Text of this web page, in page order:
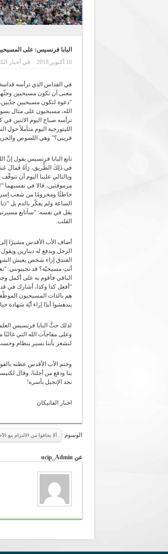
البابا فرنسيس: على
10 أكتوبر,2018
في أخبار
في القداس الذي ترأسه قداسة
معنى أن نكون مسيحيين وحثّهم
“دعوة لنكون مسيحيين
الله، مسيحيون على مثال
ترأسه صباح اليوم الاثنين في
الليتورجية اليوم متأملاً
قريبي؟” وهي اللصوص
تابع البابا فرنسيس يقول إنَّ
في ذَلِكَ الطَّريق، رَآهُ فَمالَ
وبالتالي علينا اليوم أن
مرموقتين، قالا في
خاطئًا ومحرومًا من شعب
الساعة ولم يفكّر بالدم بل
يقل في نفسه: “سأتابع مسيرتي
القلب.
أضاف الأب الأقدس مشيرًا
الرجل ويدفع له دينارين
الفندق إزاء شخص يعيش
أنتِ مسيحيّة؟ قد تجيبونني:
الباقي فأقوم به على أكمل
“أفعل كذا وكذا، أشارك في
هم بالذات المسيحيون
يندهشوا أبدًا إزاء أيّة شهادة
لذلك حثَّ البابا فرنسيس
وعلى مفاجآت الله التي
لنشعر بأننا نسير بنظام
وختم الأب الأقدس عظته
بنا ودفع من أجلنا، وقال
نجد الإنجيل بأسره!
اخبار الفاتيكان
الوسوم : ألا يخافوا من الالتزام مع
عن ucip_Admin